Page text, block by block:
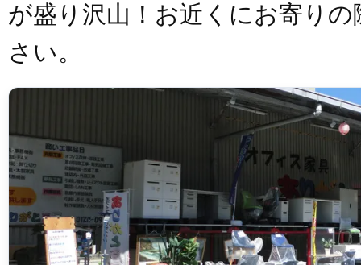
が盛り沢山！お近くにお寄り
さい。